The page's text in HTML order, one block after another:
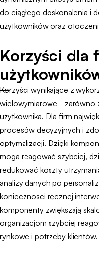
do ciągłego doskonalenia i
użytkowników oraz
Korzyści dla
Korzyści wynikające z
wielowymiarowe - zarówno
użytkownika. Dla firm
procesów decyzyjnych i
optymalizacji. Dzięki
mogą reagować szybciej,
redukować koszty
analizy danych po
konieczności ręcznej
komponenty zwiększają
organizacjom szybciej
rynkowe i potrzeby klientów.